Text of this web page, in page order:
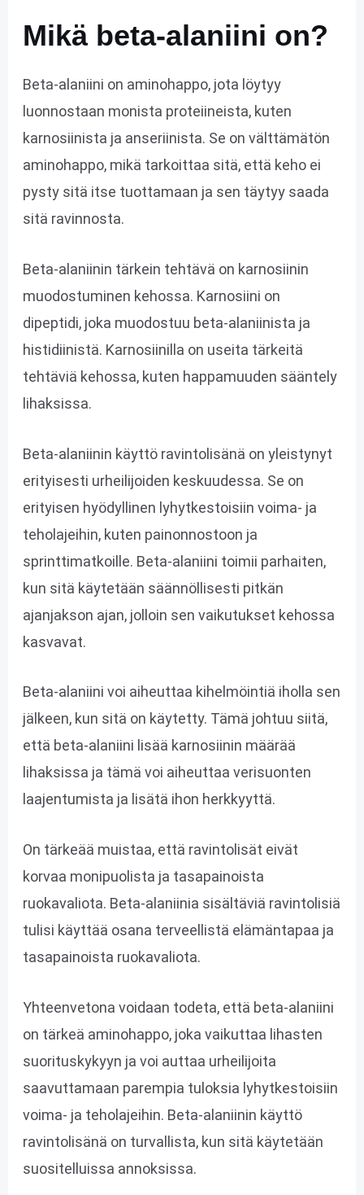
Mikä beta-alaniini on?
Beta-alaniini on aminohappo, jota löytyy
luonnostaan monista proteiineista, kuten
karnosiinista ja anseriinista. Se on välttämätön
aminohappo, mikä tarkoittaa sitä, että keho ei
pysty sitä itse tuottamaan ja sen täytyy saada
sitä ravinnosta.
Beta-alaniinin tärkein tehtävä on karnosiinin
muodostuminen kehossa. Karnosiini on
dipeptidi, joka muodostuu beta-alaniinista ja
histidiinistä. Karnosiinilla on useita tärkeitä
tehtäviä kehossa, kuten happamuuden sääntely
lihaksissa.
Beta-alaniinin käyttö ravintolisänä on yleistynyt
erityisesti urheilijoiden keskuudessa. Se on
erityisen hyödyllinen lyhytkestoisiin voima- ja
teholajeihin, kuten painonnostoon ja
sprinttimatkoille. Beta-alaniini toimii parhaiten,
kun sitä käytetään säännöllisesti pitkän
ajanjakson ajan, jolloin sen vaikutukset kehossa
kasvavat.
Beta-alaniini voi aiheuttaa kihelmöintiä iholla sen
jälkeen, kun sitä on käytetty. Tämä johtuu siitä,
että beta-alaniini lisää karnosiinin määrää
lihaksissa ja tämä voi aiheuttaa verisuonten
laajentumista ja lisätä ihon herkkyyttä.
On tärkeää muistaa, että ravintolisät eivät
korvaa monipuolista ja tasapainoista
ruokavaliota. Beta-alaniinia sisältäviä ravintolisiä
tulisi käyttää osana terveellistä elämäntapaa ja
tasapainoista ruokavaliota.
Yhteenvetona voidaan todeta, että beta-alaniini
on tärkeä aminohappo, joka vaikuttaa lihasten
suorituskykyyn ja voi auttaa urheilijoita
saavuttamaan parempia tuloksia lyhytkestoisiin
voima- ja teholajeihin. Beta-alaniinin käyttö
ravintolisänä on turvallista, kun sitä käytetään
suositelluissa annoksissa.